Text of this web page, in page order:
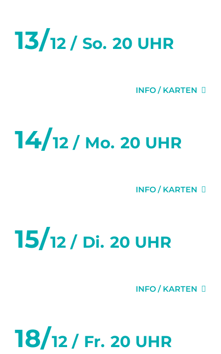
13/12 / So. 20 UHR
INFO / KARTEN
14/12 / Mo. 20 UHR
INFO / KARTEN
15/12 / Di. 20 UHR
INFO / KARTEN
18/12 / Fr. 20 UHR